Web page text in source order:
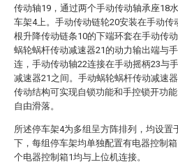
传动轴19，通过两个手动传动轴承座18
车架4上。手动传动链轮20安装在手动传
根升降传动链条10的下端环套在手动传
蜗轮蜗杆传动减速器21的动力输出端与
连，手动传动轴22连接在手动摇柄23与
减速器21之间。手动蜗轮蜗杆传动减速
传动结构可实现自锁功能和手控锁开功
自由滑落。
所述停车架4为多组呈方阵排列，均设置
下，每组停车架均单独配置有电器控制
个电器控制箱1均与上位机连接。